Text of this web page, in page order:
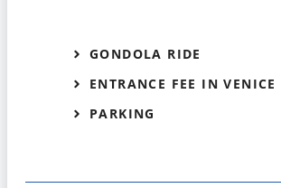
GONDOLA RIDE
ENTRANCE FEE IN VENICE
PARKING